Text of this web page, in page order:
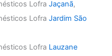
LofraJaçanã,
LofraJardim São
Lofra Lauzane